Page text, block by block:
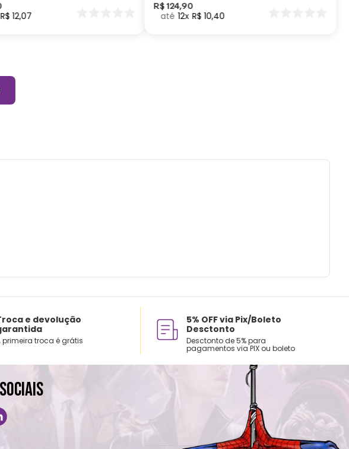
R$ 12,07
R$ 124,90
12 R$ 10,40
e devolução
primeira troca é grátis
5% OFF via Pix/Boleto
Desctonto
Desctonto de 5% para
pagamentos via PIX ou boleto